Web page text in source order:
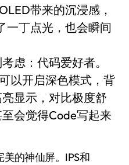
带来的沉浸感，
一丁点光，也会瞬间
虑：代码爱好者。
以开启深色模式，背
显示，对比极度舒
会觉得Code写起来
的神仙屏。IPS和